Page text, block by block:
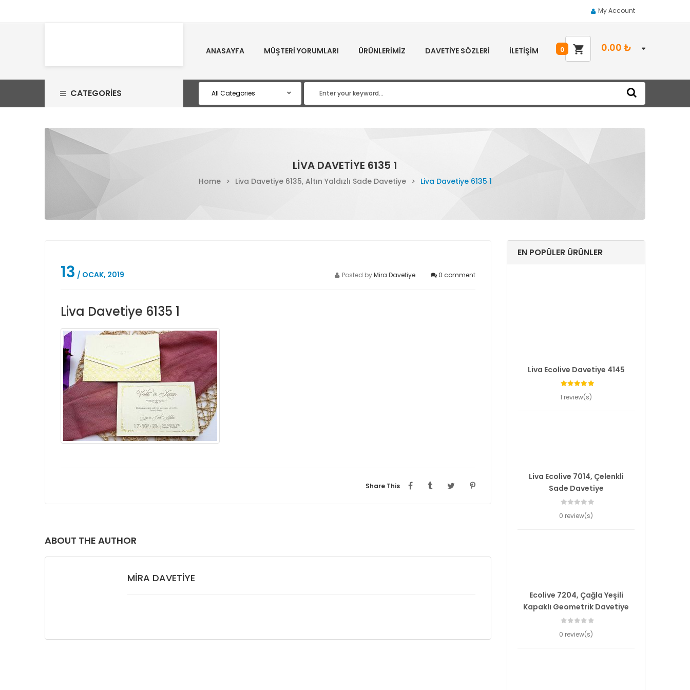
My Account
ANASAYFA MÜŞTERI YORUMLARI ÜRÜNLERIMIZ DAVETIYE SÖZLERI İLETIŞIM 0.00 ₺
0
CATEGORIES
LIVA DAVETIYE 6135 1
Home > Liva Davetiye 6135, Altın Yaldızlı Sade Davetiye > Liva Davetiye 6135 1
13 / OCAK, 2019 0 comment
Posted byMira Davetiye
Liva Davetiye 6135 1
Share This
ABOUT THE AUTHOR
MIRA DAVETIYE
EN POPÜLER ÜRÜNLER
Liva Ecolive Davetiye 4145
1 review(s)
Liva Ecolive 7014, Çelenkli
Sade Davetiye
0 review(s)
Ecolive 7204, Çağla Yeşili
Kapaklı Geometrik Davetiye
0 review(s)